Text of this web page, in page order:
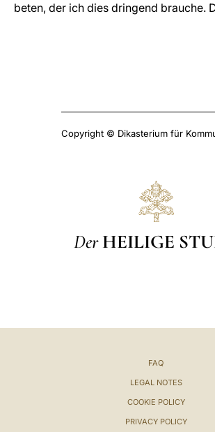
beten, der ich dies dringend brauche.
Copyright © Dikasterium für
Der HEILIGE
FAQ
LEGAL NOTES
COOKIE POLICY
PRIVACY POLICY